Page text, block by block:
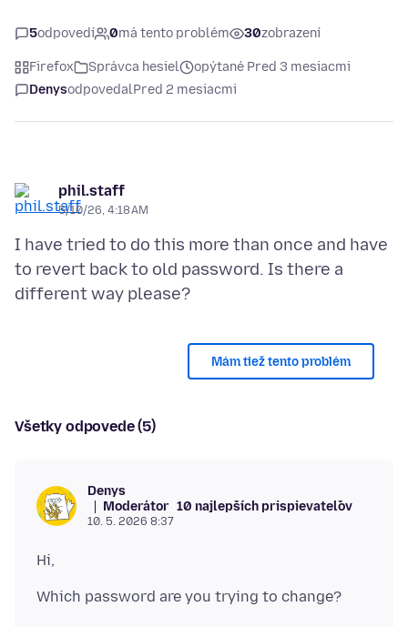
5odpovedí 0má tento problém 30zobrazení
Firefox Správca hesiel
opýtané Pred 3 mesiacmi
DenysodpovedalPred 2 mesiacmi
phil.staff
5/10/26, 4:18 AM
I have tried to do this more than once and have
to revert back to old password. Is there a
Mám tiež tento problém
Všetky odpovede (5)
Denys
Moderátor 10 najlepších prispievateľov
10. 5. 2026 8:37